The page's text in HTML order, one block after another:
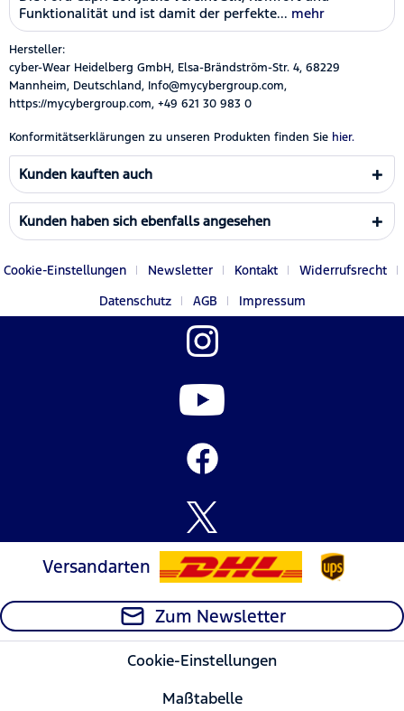
Funktionalität und ist damit der perfekte... mehr
Hersteller:
cyber-Wear Heidelberg GmbH, Elsa-Brändström-Str. 4, 68229
Mannheim, Deutschland, Info@mycybergroup.com,
https://mycybergroup.com, +49 621 30 983 0
Konformitätserklärungen zu unseren Produkten finden Sie hier.
Kunden kauften auch
Kunden haben sich ebenfalls angesehen
Cookie-Einstellungen Newsletter Kontakt
Widerrufsrecht
Datenschutz
AGB Impressum
Versandarten
Zum Newsletter
Cookie-Einstellungen
Maßtabelle